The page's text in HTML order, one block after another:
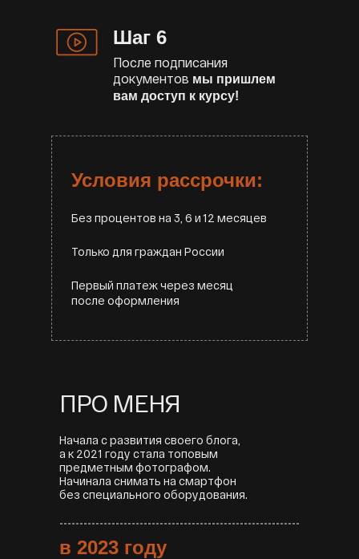
Шаг 6
После подписания
документов мы пришлем
вам доступ к курсу!
Условия рассрочки:
Без процентов на 3, 6 и 12 месяцев
Только для граждан России
Первый платеж через месяц
после оформления
ПРО МЕНЯ
Начала с развития своего блога,
а к 2021 году стала топовым
предметным фотографом.
Начинала снимать на смартфон
без специального оборудования.
в 2023 году